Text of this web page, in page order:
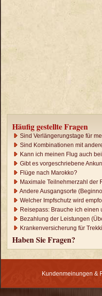
Häufig gestellte Fragen
Sind Verlängerungstage für
Sind Kombinationen mit
Kann ich meinen Flug auch
Gibt es vorgeschriebene
Flüge nach Marokko?
Maximale Teilnehmerzahl der
Andere Ausgangsorte
Welcher Impfschutz wird
Reisepass: Brauche ich
Bezahlung der Leistungen
Krankenversicherung für
Haben Sie Fragen?
Kundenmeinungen &